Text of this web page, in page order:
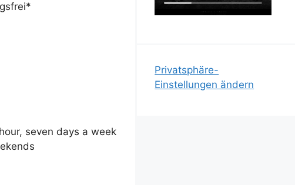
seven days a week
Privatsphäre-
Einstellungen ändern